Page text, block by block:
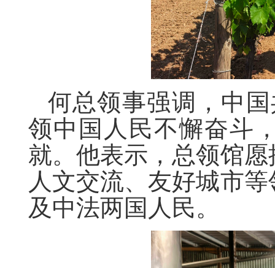
何总领事强调，中
领中国人民不懈奋斗
就。他表示，总领馆
人文交流、友好城市
及中法两国人民。